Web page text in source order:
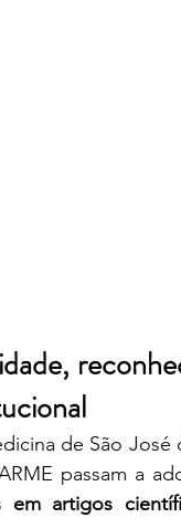
de São José
passam a
em artigos